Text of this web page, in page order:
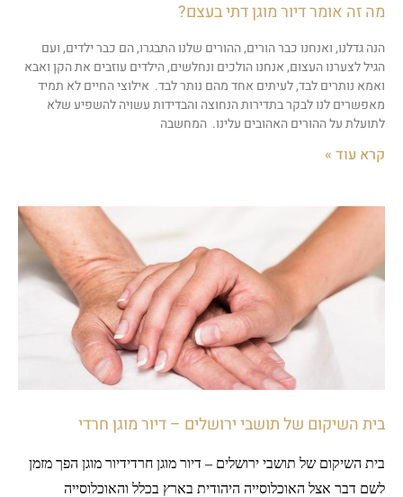
מה זה אומר דיור מוגן דתי בעצם?
הנה גדלנו, ואנחנו כבר הורים, ההורים שלנו התבגרו, הם כבר ילדים, ועם
הגיל לצערנו העצום, אנחנו הולכים ונחלשים, הילדים עוזבים את הקן ואבא
ואמא נותרים לבד, לעיתים אחד מהם נותר לבד. אילוצי החיים לא תמיד
מאפשרים לנו לבקר בתדירות הנחוצה והבדידות עשויה להשפיע שלא
לתועלת על ההורים האהובים עלינו. המחשבה
קרא עוד »
בית השיקום של תושבי ירושלים – דיור מוגן חרדי
בית השיקום של תושבי ירושלים – דיור מוגן חרדידיור מוגן הפך מזמן
לשם דבר אצל האוכלוסייה היהודית בארץ בכלל והאוכלוסייה